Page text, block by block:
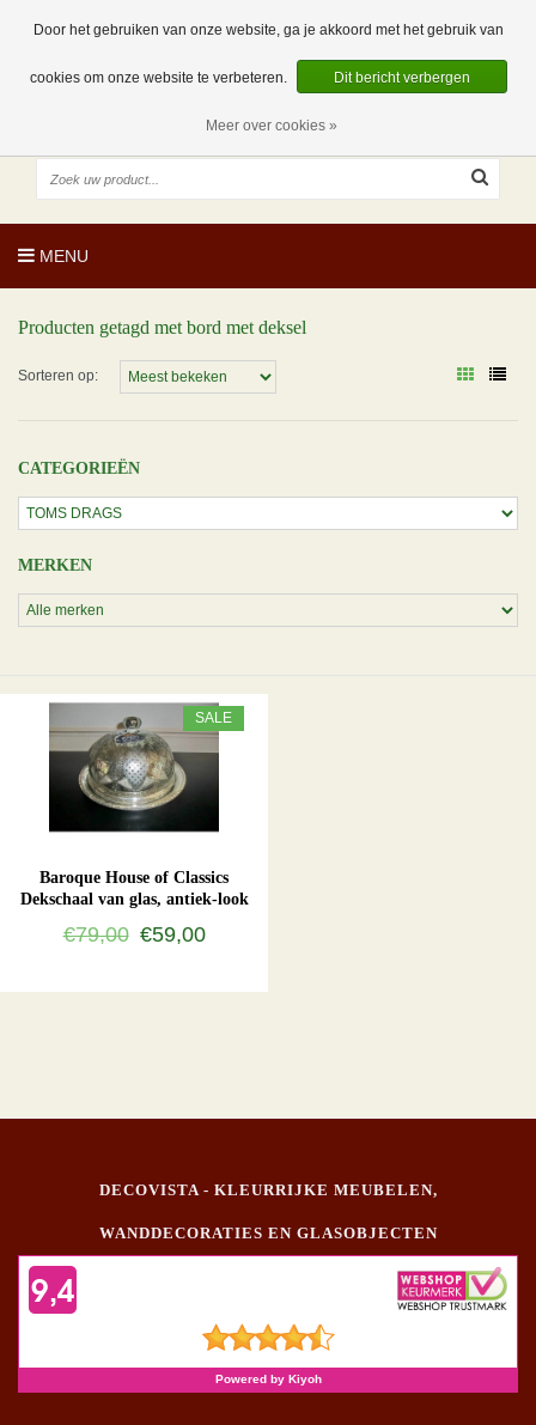
0 Artikelen
NL
EUR
MENU
Producten getagd met bord met deksel
Sorteren op:
CATEGORIEËN
MERKEN
SALE
Baroque House of Classics
Dekschaal van glas, antiek-look
€79,00 €59,00
DECOVISTA - KLEURRIJKE MEUBELEN,
WANDDECORATIES EN GLASOBJECTEN
Door het gebruiken van onze website, ga je akkoord met het gebruik van
cookies om onze website te verbeteren. Dit bericht verbergen
Meer over cookies »